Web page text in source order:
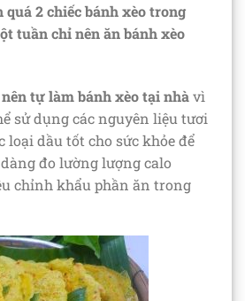
quá 2 chiếc bánh xèo trong
tuần chỉ nên ăn bánh xèo
nên tự làm bánh xèo tại nhàvì
sử dụng các nguyên liệu tươi
loại dầu tốt cho sức khỏe để
đo lường lượng calo
chỉnh khẩu phần ăn trong